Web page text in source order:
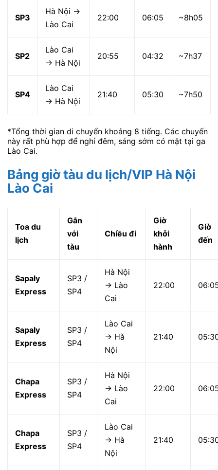
SP3
Hà Nội →
Lào Cai
22:00 06:05 ~8h05
SP2
Lào Cai
→ Hà Nội
20:55 04:32 ~7h37
SP4
Lào Cai
→ Hà Nội
21:40 05:30 ~7h50
*Tổng thời gian di chuyển khoảng 8 tiếng. Các chuyến
này rất phù hợp để nghỉ đêm, sáng sớm có mặt tại ga
Lào Cai.
Bảng giờ tàu du lịch/VIP Hà Nội
Lào Cai
Toa du
lịch
Gắn
với
tàu
Chiều đi
Giờ
khởi
hành
Giờ
đến
Sapaly
Express
SP3 /
SP4
Hà Nội
→ Lào
Cai
22:00
Sapaly
Express
SP3 /
SP4
Lào Cai
→ Hà
Nội
21:40
Chapa
Express
SP3 /
SP4
Hà Nội
→ Lào
Cai
22:00
Chapa
Express
SP3 /
SP4
Lào Cai
→ Hà
Nội
21:40